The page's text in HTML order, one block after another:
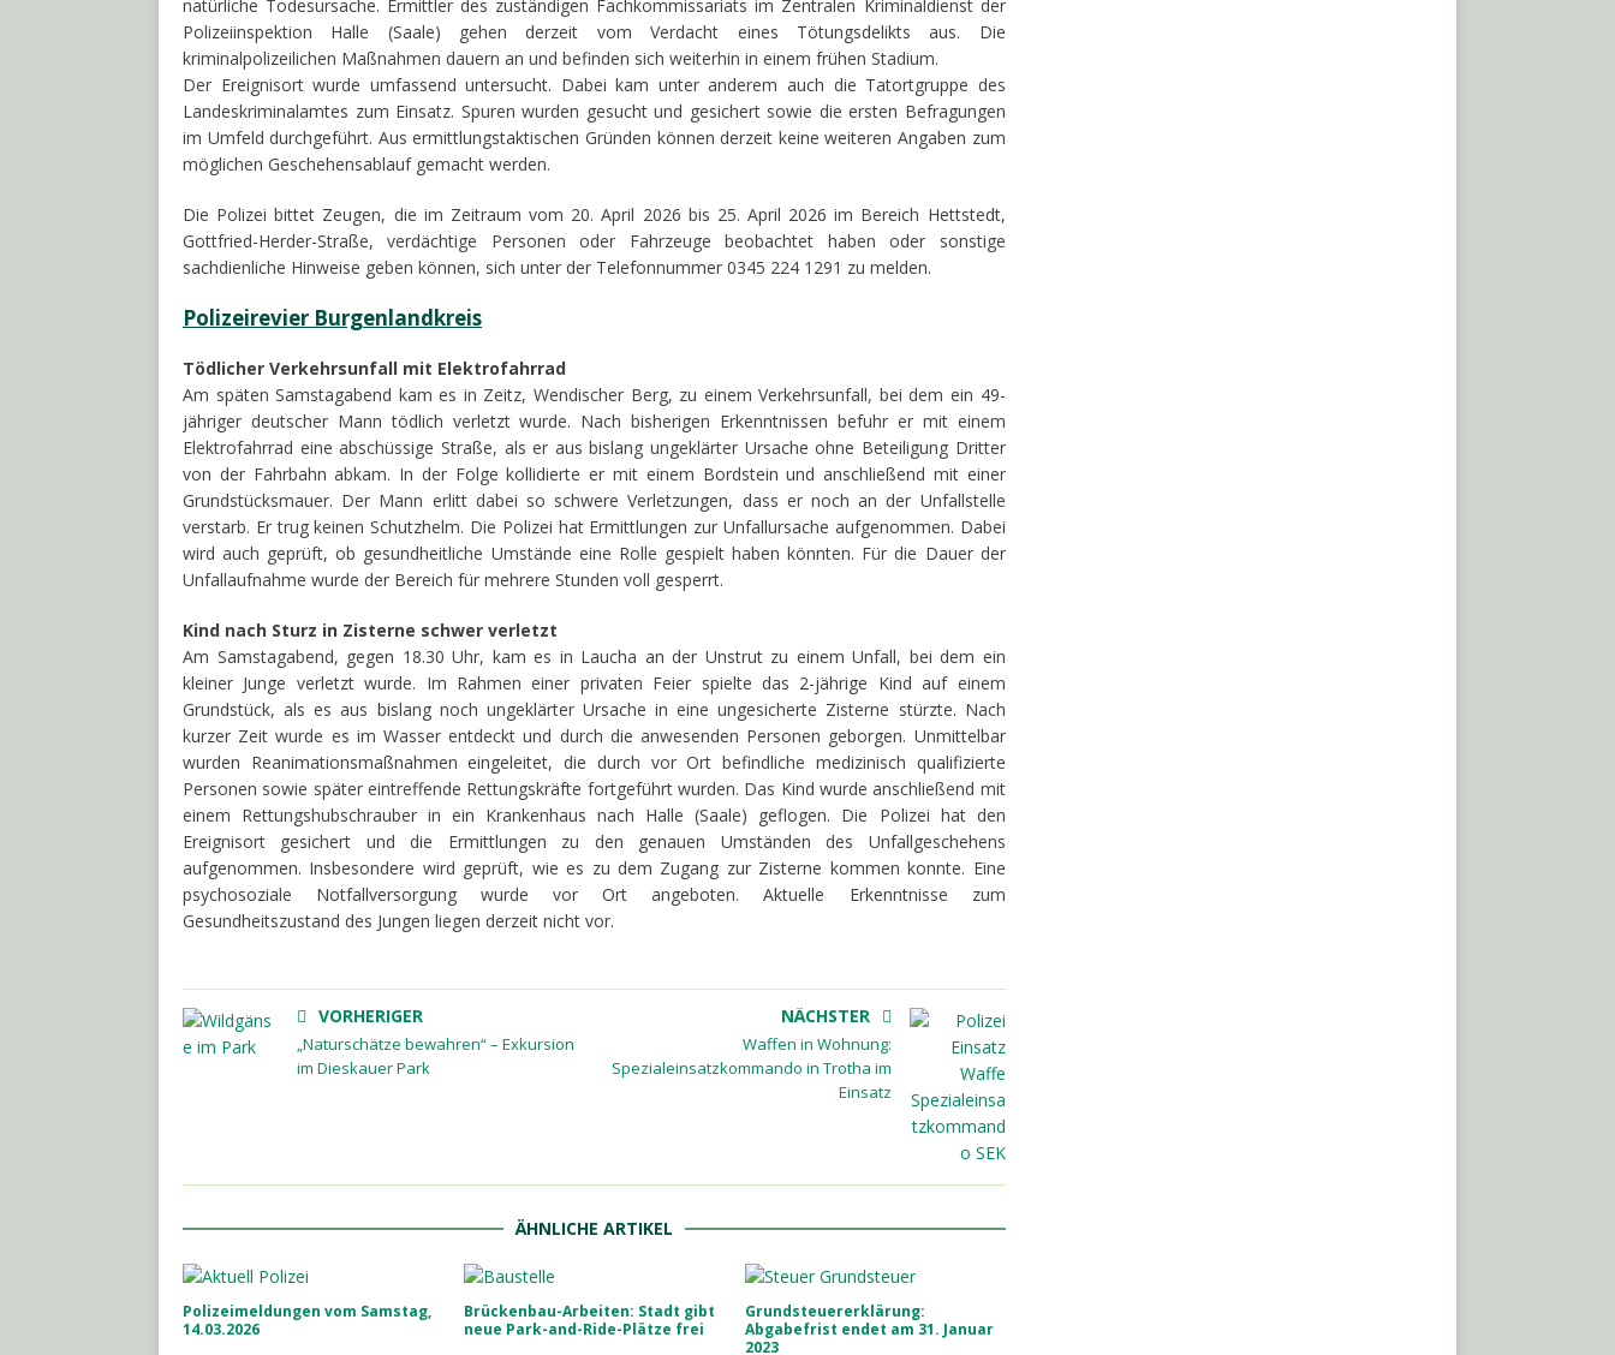
natürliche Todesursache. Ermittler des zuständigen Fachkommissariats im Zentralen Kriminaldienst der
Polizeiinspektion Halle (Saale) gehen derzeit vom Verdacht eines Tötungsdelikts aus. Die
kriminalpolizeilichen Maßnahmen dauern an und befinden sich weiterhin in einem frühen Stadium.
Der Ereignisort wurde umfassend untersucht. Dabei kam unter anderem auch die Tatortgruppe des
Landeskriminalamtes zum Einsatz. Spuren wurden gesucht und gesichert sowie die ersten Befragungen
im Umfeld durchgeführt. Aus ermittlungstaktischen Gründen können derzeit keine weiteren Angaben zum
möglichen Geschehensablauf gemacht werden.
Die Polizei bittet Zeugen, die im Zeitraum vom 20. April 2026 bis 25. April 2026 im Bereich Hettstedt,
Gottfried-Herder-Straße, verdächtige Personen oder Fahrzeuge beobachtet haben oder sonstige
sachdienliche Hinweise geben können, sich unter der Telefonnummer 0345 224 1291 zu melden.
Polizeirevier Burgenlandkreis
Tödlicher Verkehrsunfall mit Elektrofahrrad
Am späten Samstagabend kam es in Zeitz, Wendischer Berg, zu einem Verkehrsunfall, bei dem ein 49-
jähriger deutscher Mann tödlich verletzt wurde. Nach bisherigen Erkenntnissen befuhr er mit einem
Elektrofahrrad eine abschüssige Straße, als er aus bislang ungeklärter Ursache ohne Beteiligung Dritter
von der Fahrbahn abkam. In der Folge kollidierte er mit einem Bordstein und anschließend mit einer
Grundstücksmauer. Der Mann erlitt dabei so schwere Verletzungen, dass er noch an der Unfallstelle
verstarb. Er trug keinen Schutzhelm. Die Polizei hat Ermittlungen zur Unfallursache aufgenommen. Dabei
wird auch geprüft, ob gesundheitliche Umstände eine Rolle gespielt haben könnten. Für die Dauer der
Unfallaufnahme wurde der Bereich für mehrere Stunden voll gesperrt.
Kind nach Sturz in Zisterne schwer verletzt
Am Samstagabend, gegen 18.30 Uhr, kam es in Laucha an der Unstrut zu einem Unfall, bei dem ein
kleiner Junge verletzt wurde. Im Rahmen einer privaten Feier spielte das 2-jährige Kind auf einem
Grundstück, als es aus bislang noch ungeklärter Ursache in eine ungesicherte Zisterne stürzte. Nach
kurzer Zeit wurde es im Wasser entdeckt und durch die anwesenden Personen geborgen. Unmittelbar
wurden Reanimationsmaßnahmen eingeleitet, die durch vor Ort befindliche medizinisch qualifizierte
Personen sowie später eintreffende Rettungskräfte fortgeführt wurden. Das Kind wurde anschließend mit
einem Rettungshubschrauber in ein Krankenhaus nach Halle (Saale) geflogen. Die Polizei hat den
Ereignisort gesichert und die Ermittlungen zu den genauen Umständen des Unfallgeschehens
aufgenommen. Insbesondere wird geprüft, wie es zu dem Zugang zur Zisterne kommen konnte. Eine
psychosoziale Notfallversorgung wurde vor Ort angeboten. Aktuelle Erkenntnisse zum
Gesundheitszustand des Jungen liegen derzeit nicht vor.
VORHERIGER
„Naturschätze bewahren“ – Exkursion
im Dieskauer Park
NÄCHSTER
Waffen in Wohnung:
Spezialeinsatzkommando in Trotha im
Einsatz
ÄHNLICHE ARTIKEL
Polizeimeldungen vom Samstag,
14.03.2026
Brückenbau-Arbeiten: Stadt gibt
neue Park-and-Ride-Plätze frei
Grundsteuererklärung:
Abgabefrist endet am 31. Januar
2023